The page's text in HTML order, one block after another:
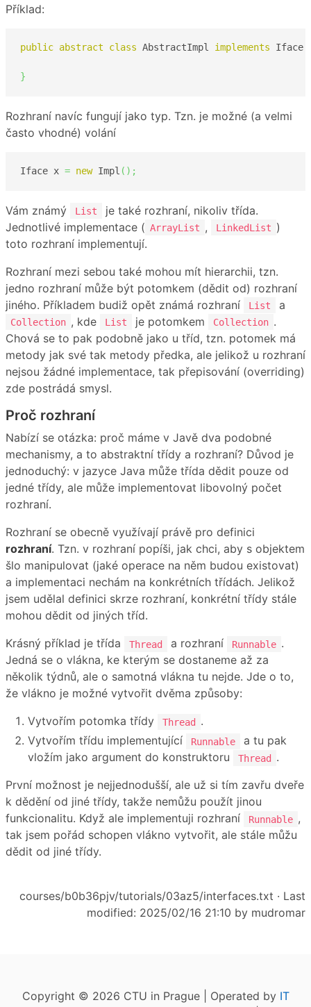
Příklad:
public abstract class AbstractImpl implements Iface
}
Rozhraní navíc fungují jako typ. Tzn. je možné (a velmi
často vhodné) volání
Iface x = new Impl ( ) ;
Vám známý List
je také rozhraní, nikoliv třída.
Jednotlivé implementace ( ArrayList , LinkedList )
toto rozhraní implementují.
Rozhraní mezi sebou také mohou mít hierarchii, tzn.
jedno rozhraní může být potomkem (dědit od) rozhraní
jiného. Příkladem budiž opět známá rozhraní
List a
Collection , kde List je potomkem Collection .
Chová se to pak podobně jako u tříd, tzn. potomek má
metody jak své tak metody předka, ale jelikož u rozhraní
nejsou žádné implementace, tak přepisování (overriding)
zde postrádá smysl.
Proč rozhraní
Nabízí se otázka: proč máme v Javě dva podobné
mechanismy, a to abstraktní třídy a rozhraní? Důvod je
jednoduchý: v jazyce Java může třída dědit pouze od
jedné třídy, ale může implementovat libovolný počet
rozhraní.
Rozhraní se obecně využívají právě pro definici
rozhraní. Tzn. v rozhraní popíši, jak chci, aby s objektem
šlo manipulovat (jaké operace na něm budou existovat)
a implementaci nechám na konkrétních třídách. Jelikož
jsem udělal definici skrze rozhraní, konkrétní třídy stále
mohou dědit od jiných tříd.
Krásný příklad je třída
Thread a rozhraní Runnable .
Jedná se o vlákna, ke kterým se dostaneme až za
několik týdnů, ale o samotná vlákna tu nejde. Jde o to,
že vlákno je možné vytvořit dvěma způsoby:
Vytvořím potomka třídy
Thread .
Vytvořím třídu implementující
Runnable
a tu pak
vložím jako argument do konstruktoru
Thread .
První možnost je nejjednodušší, ale už si tím zavřu dveře
k dědění od jiné třídy, takže nemůžu použít jinou
funkcionalitu. Když ale implementuji rozhraní
Runnable ,
tak jsem pořád schopen vlákno vytvořit, ale stále můžu
dědit od jiné třídy.
courses/b0b36pjv/tutorials/03az5/interfaces.txt · Last
modified: 2025/02/16 21:10 by mudromar
Copyright © 2026 CTU in Prague | Operated by IT